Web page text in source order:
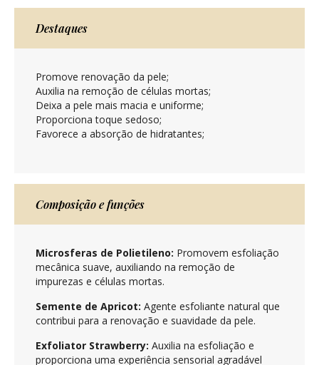
Destaques
Promove renovação da pele;
Auxilia na remoção de células mortas;
Deixa a pele mais macia e uniforme;
Proporciona toque sedoso;
Favorece a absorção de hidratantes;
Composição e funções
Microsferas de Polietileno: Promovem esfoliação
mecânica suave, auxiliando na remoção de
impurezas e células mortas.
Semente de Apricot: Agente esfoliante natural que
contribui para a renovação e suavidade da pele.
Exfoliator Strawberry: Auxilia na esfoliação e
proporciona uma experiência sensorial agradável